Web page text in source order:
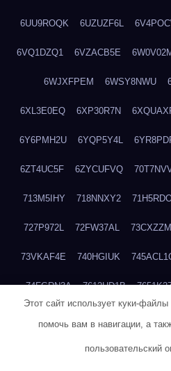
6UU9ROQK 6UZUZF6L
6VQ1DZQ1 6VZACB5E
6WJXFPEM 6WSY8NWU
6XL3E0EQ 6XP30R7N
6Y6PMH2U 6YQP5Y4L
6ZT4UC5F 6ZYCUFVQ
713M5IHY 718NNXY2
727P972L 72FW37AL
73VKAF4E 740HGIUK
74FGRN3A 7612HD1B
780FZHSV
Этот сайт использует куки-
помочь вам в навигации, а
пользовательский